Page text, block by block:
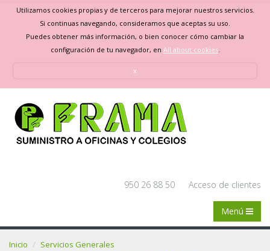
Utilizamos cookies propias y de terceros para mejorar nuestros servicios.
Si continuas navegando, consideramos que aceptas su uso.
Puedes obtener más información, o bien conocer cómo cambiar la
configuración de tu navegador, en All about cookies.
x
950 26 88 50 Acceso de clientes
Menú
Inicio
Servicios Generales